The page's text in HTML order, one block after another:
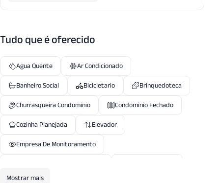
Tudo que é oferecido
Agua Quente
Ar Condicionado
Banheiro Social
Bicicletario
Brinquedoteca
Churrasqueira Condominio
Condominio Fechado
Cozinha Planejada
Elevador
Empresa De Monitoramento
Mostrar mais